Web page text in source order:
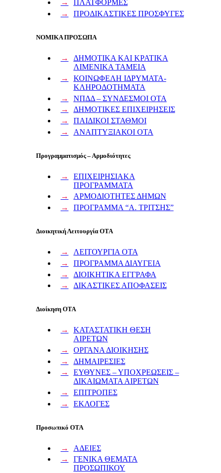
ΠΛΑΤΦΟΡΜΕΣ
ΠΡΟΔΙΚΑΣΤΙΚΕΣ ΠΡΟΣΦΥΓΕΣ
ΝΟΜΙΚΑ ΠΡΟΣΩΠΑ
ΔΗΜΟΤΙΚΑ ΚΑΙ ΚΡΑΤΙΚΑ
ΛΙΜΕΝΙΚΑ ΤΑΜΕΙΑ
ΚΟΙΝΩΦΕΛΗ ΙΔΡΥΜΑΤΑ-
ΚΛΗΡΟΔΟΤΗΜΑΤΑ
ΝΠΔΔ – ΣΥΝΔΕΣΜΟΙ ΟΤΑ
ΔΗΜΟΤΙΚΕΣ ΕΠΙΧΕΙΡΗΣΕΙΣ
ΠΑΙΔΙΚΟΙ ΣΤΑΘΜΟΙ
ΑΝΑΠΤΥΞΙΑΚΟΙ ΟΤΑ
Προγραμματισμός – Αρμοδιότητες
ΕΠΙΧΕΙΡΗΣΙΑΚΑ
ΠΡΟΓΡΑΜΜΑΤΑ
ΑΡΜΟΔΙΟΤΗΤΕΣ ΔΗΜΩΝ
ΠΡΟΓΡΑΜΜΑ “Α. ΤΡΙΤΣΗΣ”
Διοικητική Λειτουργία ΟΤΑ
ΛΕΙΤΟΥΡΓΙΑ ΟΤΑ
ΠΡΟΓΡΑΜΜΑ ΔΙΑΥΓΕΙΑ
ΔΙΟΙΚΗΤΙΚΑ ΕΓΓΡΑΦΑ
ΔΙΚΑΣΤΙΚΕΣ ΑΠΟΦΑΣΕΙΣ
Διοίκηση ΟΤΑ
ΚΑΤΑΣΤΑΤΙΚΗ ΘΕΣΗ
ΑΙΡΕΤΩΝ
ΟΡΓΑΝΑ ΔΙΟΙΚΗΣΗΣ
ΔΗΜΑΙΡΕΣΙΕΣ
ΕΥΘΥΝΕΣ – ΥΠΟΧΡΕΩΣΕΙΣ –
ΔΙΚΑΙΩΜΑΤΑ ΑΙΡΕΤΩΝ
ΕΠΙΤΡΟΠΕΣ
ΕΚΛΟΓΕΣ
Προσωπικό ΟΤΑ
ΑΔΕΙΕΣ
ΓΕΝΙΚΑ ΘΕΜΑΤΑ
ΠΡΟΣΩΠΙΚΟΥ